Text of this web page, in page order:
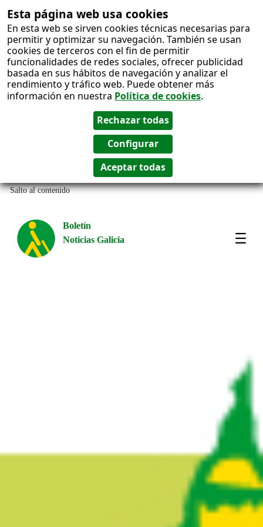
Esta página web usa cookies
En esta web se sirven cookies técnicas necesarias para
permitir y optimizar su navegación. También se usan
cookies de terceros con el fin de permitir
funcionalidades de redes sociales, ofrecer publicidad
basada en sus hábitos de navegación y analizar el
rendimiento y tráfico web. Puede obtener más
información en nuestra Política de cookies.
Salto al contenido
Boletín
Noticias Galicia